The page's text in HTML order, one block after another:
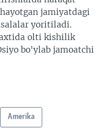
jamiyatdagi
yoritiladi.
olti kishilik
bo'ylab jamoatchi
Amerika